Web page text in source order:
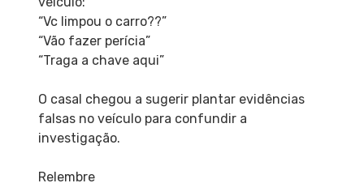
“Vc limpou o carro??”
“Vão fazer perícia”
“Traga a chave aqui”
O casal chegou a sugerir plantar evidências
falsas no veículo para confundir a
investigação.
Relembre